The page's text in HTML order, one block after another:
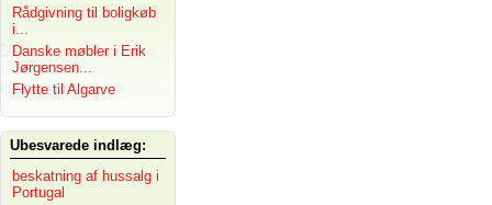
Rådgivning til boligkøb
i...
Danske møbler i Erik
Jørgensen...
Flytte til Algarve
Ubesvarede indlæg:
beskatning af hussalg i
Portugal